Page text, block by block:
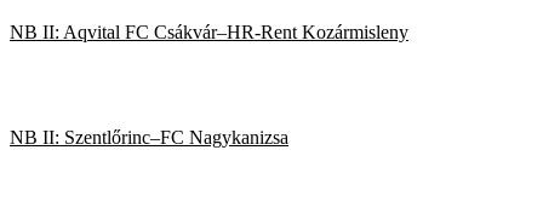
NB II: Aqvital FC Csákvár–HR-Rent Kozármisleny
NB II: Szentlőrinc–FC Nagykanizsa